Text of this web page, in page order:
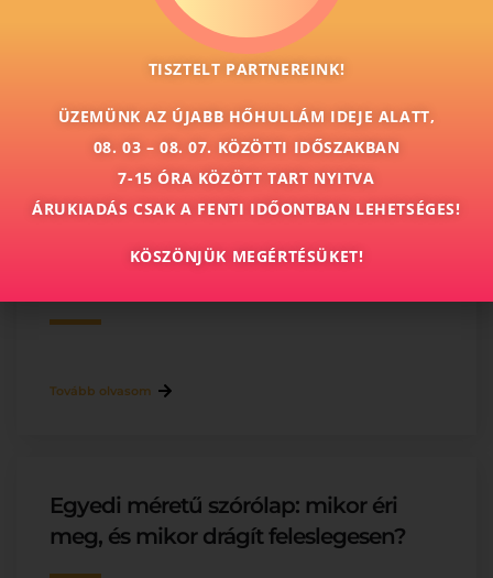
További cikkeink
Milyen szórólap méretet válasszak?
Tovább olvasom
Egyedi méretű szórólap: mikor éri
meg, és mikor drágít feleslegesen?
TISZTELT PARTNEREINK!
ÜZEMÜNK AZ ÚJABB HŐHULLÁM IDEJE ALATT,
08. 03 – 08. 07. KÖZÖTTI IDŐSZAKBAN
7-15 ÓRA KÖZÖTT TART NYITVA
ÁRUKIADÁS CSAK A FENTI IDŐONTBAN LEHETSÉGES!
KÖSZÖNJÜK MEGÉRTÉSÜKET!